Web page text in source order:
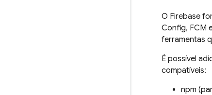
O Firebase
Config, FCM
ferramentas
É possível
compatíveis:
npm